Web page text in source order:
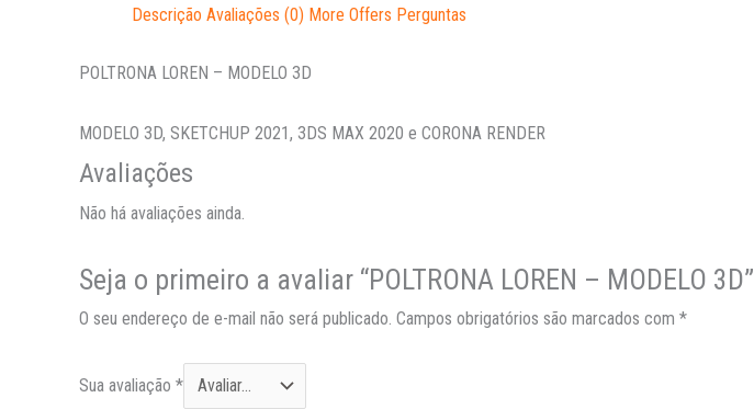
Descrição Avaliações (0) More Offers Perguntas
POLTRONA LOREN – MODELO 3D
MODELO 3D, SKETCHUP 2021, 3DS MAX 2020 e CORONA RENDER
Avaliações
Não há avaliações ainda.
Seja o primeiro a avaliar “POLTRONA LOREN – MODELO 3D”
O seu endereço de e-mail não será publicado. Campos obrigatórios são marcados com *
Sua avaliação *